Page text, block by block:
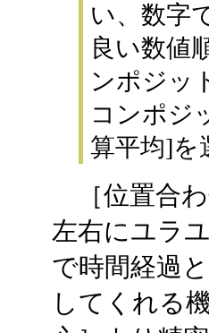
い、数字
良い数値
ンポジッ
コンポジ
算平均]を
［位置合わ
左右にユラ
で時間経過
してくれる